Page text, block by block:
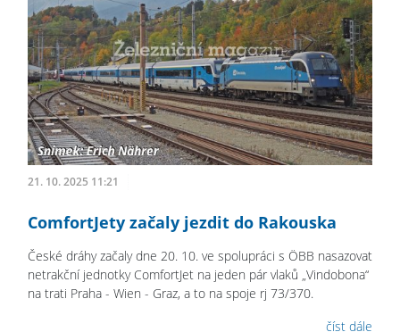
21. 10. 2025 11:21
ComfortJety začaly jezdit do Rakouska
České dráhy začaly dne 20. 10. ve spolupráci s ÖBB nasazovat
netrakční jednotky ComfortJet na jeden pár vlaků „Vindobona“
na trati Praha - Wien - Graz, a to na spoje rj 73/370.
číst dále